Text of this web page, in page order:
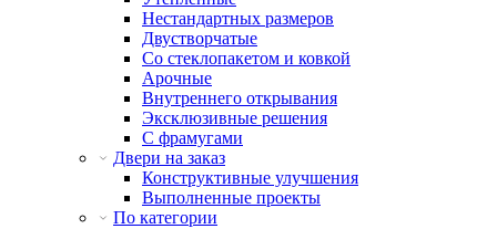
Нестандартных размеров
Двустворчатые
Со стеклопакетом и ковкой
Арочные
Внутреннего открывания
Эксклюзивные решения
С фрамугами
Двери на заказ
Конструктивные улучшения
Выполненные проекты
По категории